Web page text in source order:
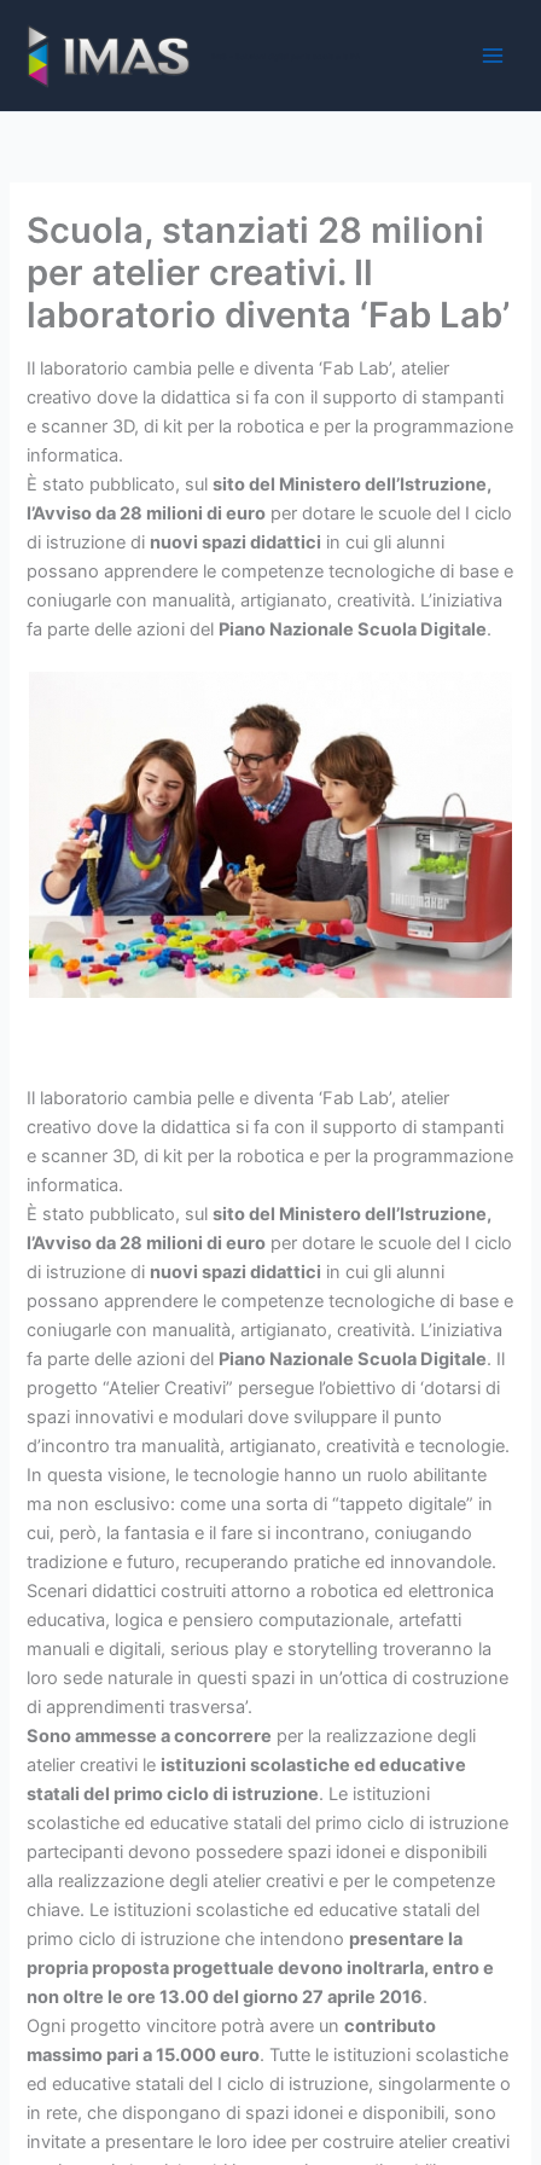
contenuto
Scuola, stanziati 28 milioni
per atelier creativi. Il
laboratorio diventa ‘Fab Lab’
Il laboratorio cambia pelle e diventa ‘Fab Lab’, atelier
creativo dove la didattica si fa con il supporto di stampanti
e scanner 3D, di kit per la robotica e per la programmazione
informatica.
È stato pubblicato, sulsito del Ministero dell’Istruzione,
l’Avviso da 28 milioni di euro per dotare le scuole del I ciclo
di istruzione di nuovi spazi didattici in cui gli alunni
possano apprendere le competenze tecnologiche di base e
coniugarle con manualità, artigianato, creatività. L’iniziativa
fa parte delle azioni del Piano Nazionale Scuola Digitale.
Il laboratorio cambia pelle e diventa ‘Fab Lab’, atelier
creativo dove la didattica si fa con il supporto di stampanti
e scanner 3D, di kit per la robotica e per la programmazione
informatica.
È stato pubblicato, sulsito del Ministero dell’Istruzione,
l’Avviso da 28 milioni di euro per dotare le scuole del I ciclo
di istruzione di nuovi spazi didattici in cui gli alunni
possano apprendere le competenze tecnologiche di base e
coniugarle con manualità, artigianato, creatività. L’iniziativa
fa parte delle azioni del Piano Nazionale Scuola Digitale. Il
progetto “Atelier Creativi” persegue l’obiettivo di ‘dotarsi di
spazi innovativi e modulari dove sviluppare il punto
d’incontro tra manualità, artigianato, creatività e tecnologie.
In questa visione, le tecnologie hanno un ruolo abilitante
ma non esclusivo: come una sorta di “tappeto digitale” in
cui, però, la fantasia e il fare si incontrano, coniugando
tradizione e futuro, recuperando pratiche ed innovandole.
Scenari didattici costruiti attorno a robotica ed elettronica
educativa, logica e pensiero computazionale, artefatti
manuali e digitali, serious play e storytelling troveranno la
loro sede naturale in questi spazi in un’ottica di costruzione
di apprendimenti trasversa’.
Sono ammesse a concorrere per la realizzazione degli
atelier creativi le istituzioni scolastiche ed educative
statali del primo ciclo di istruzione. Le istituzioni
scolastiche ed educative statali del primo ciclo di istruzione
partecipanti devono possedere spazi idonei e disponibili
alla realizzazione degli atelier creativi e per le competenze
chiave. Le istituzioni scolastiche ed educative statali del
primo ciclo di istruzione che intendono presentare la
propria proposta progettuale devono inoltrarla, entro e
non oltre le ore 13.00 del giorno 27 aprile 2016.
Ogni progetto vincitore potrà avere uncontributo
massimo pari a 15.000 euro. Tutte le istituzioni scolastiche
ed educative statali del I ciclo di istruzione, singolarmente o
in rete, che dispongano di spazi idonei e disponibili, sono
invitate a presentare le loro idee per costruire atelier creativi